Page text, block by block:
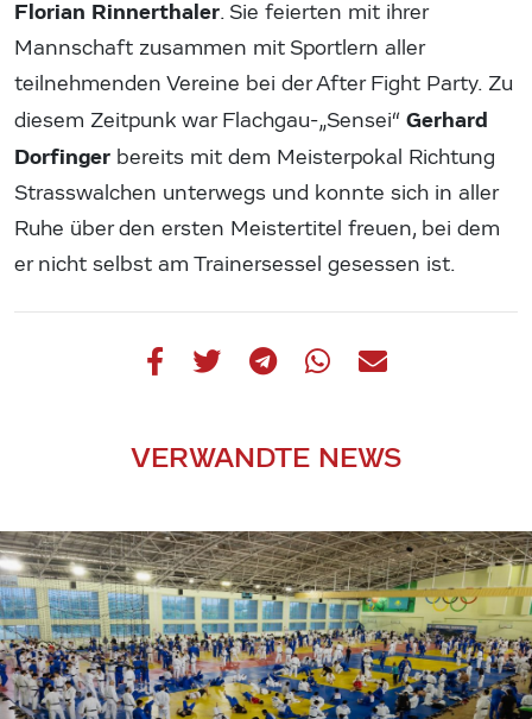
Florian Rinnerthaler. Sie feierten mit ihrer
Mannschaft zusammen mit Sportlern aller
teilnehmenden Vereine bei der After Fight Party. Zu
diesem Zeitpunk war Flachgau-„Sensei“ Gerhard
Dorfinger bereits mit dem Meisterpokal Richtung
Strasswalchen unterwegs und konnte sich in aller
Ruhe über den ersten Meistertitel freuen, bei dem
er nicht selbst am Trainersessel gesessen ist.
VERWANDTE NEWS